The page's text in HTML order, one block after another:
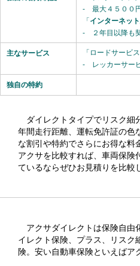
- 最大４５００
「 インターネッ
- ２年目以降も
主なサービス
「ロードサービス
- レッカーサービ
独自の特約
ダイレクトタイプでリスク
年間走行距離、運転免許証の色
な割引や特約でさらにお得な料
アクサを比較すれば、車両保険
ているならぜひお見積りを比較
アクサダイレクトは保険自由
イレクト保険、プラス、リスク
険。安い自動車保険といえばア